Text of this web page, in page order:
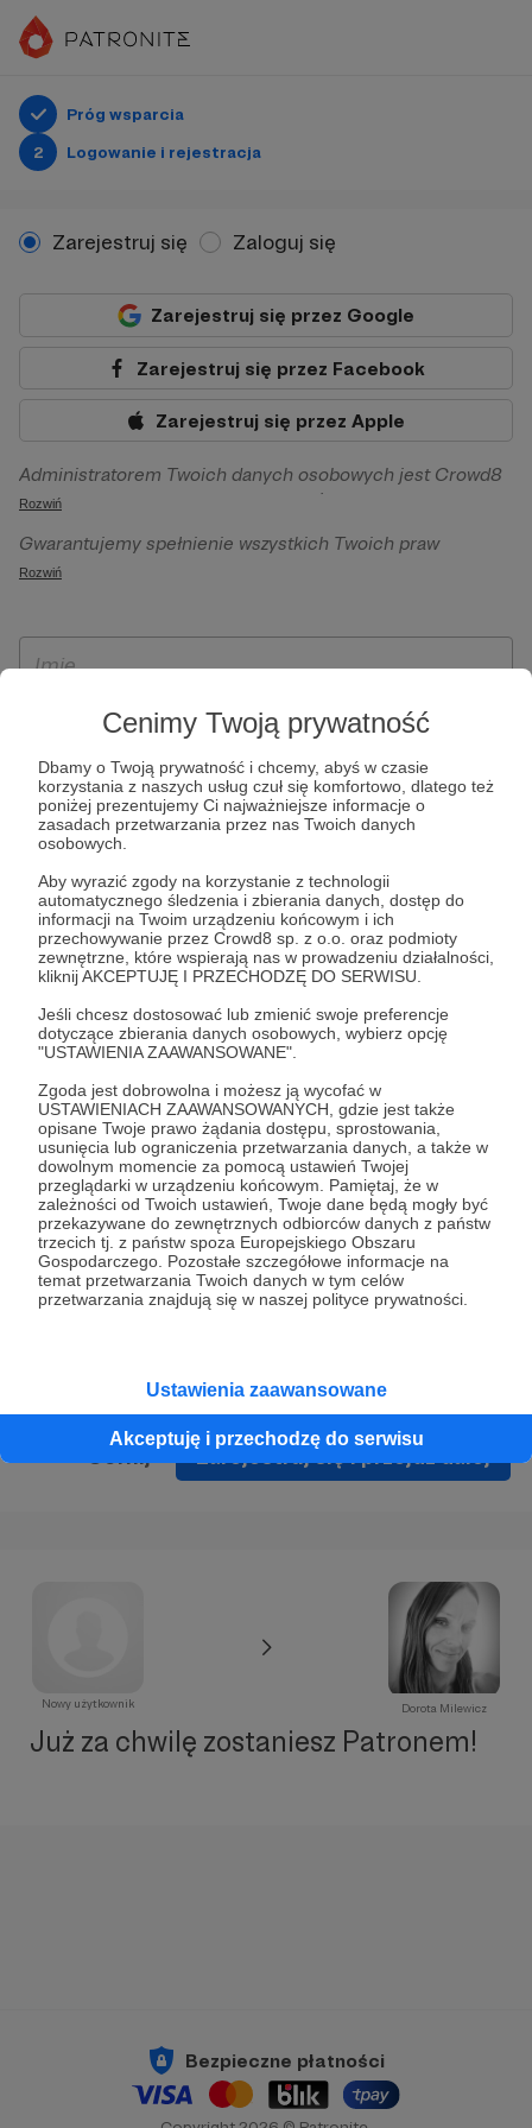
Cenimy Twoją prywatność
Dbamy o Twoją prywatność i chcemy, abyś w czasie
korzystania z naszych usług czuł się komfortowo, dlatego też
poniżej prezentujemy Ci najważniejsze informacje o
zasadach przetwarzania przez nas Twoich danych
osobowych.
Aby wyrazić zgody na korzystanie z technologii
automatycznego śledzenia i zbierania danych, dostęp do
informacji na Twoim urządzeniu końcowym i ich
przechowywanie przez Crowd8 sp. z o.o. oraz podmioty
zewnętrzne, które wspierają nas w prowadzeniu działalności,
kliknij AKCEPTUJĘ I PRZECHODZĘ DO SERWISU.
Jeśli chcesz dostosować lub zmienić swoje preferencje
dotyczące zbierania danych osobowych, wybierz opcję
"USTAWIENIA ZAAWANSOWANE".
Zgoda jest dobrowolna i możesz ją wycofać w
USTAWIENIACH ZAAWANSOWANYCH, gdzie jest także
opisane Twoje prawo żądania dostępu, sprostowania,
usunięcia lub ograniczenia przetwarzania danych, a także w
dowolnym momencie za pomocą ustawień Twojej
przeglądarki w urządzeniu końcowym. Pamiętaj, że w
zależności od Twoich ustawień, Twoje dane będą mogły być
przekazywane do zewnętrznych odbiorców danych z państw
trzecich tj. z państw spoza Europejskiego Obszaru
Gospodarczego. Pozostałe szczegółowe informacje na
temat przetwarzania Twoich danych w tym celów
przetwarzania znajdują się w naszej polityce prywatności.
Ustawienia zaawansowane
Akceptuję i przechodzę do serwisu
Próg wsparcia
2
Logowanie i rejestracja
Zarejestruj się Zaloguj się
Zarejestruj się przez Google
Zarejestruj się przez Facebook
Zarejestruj się przez Apple
Administratorem Twoich danych osobowych jest Crowd8
sp. z o.o. z siedziba w Warszawie, ul. Żwirki i Wigury 16, 02-
092 Warszawa. Twoje dane osobowe będą przetwarzane w
szczególności w celu wykonania umowy zawartej z Tobą, w
Patronite.pl, w tym możliwości dokonywania oraz
otrzymywania wsparcia na naszej platformie oraz
Rozwiń
Gwarantujemy spełnienie wszystkich Twoich praw
wynikających z ogólnego rozporządzenia o ochronie
ich przenoszenia, niepodlegania zautomatyzowanemu
wyrażenia sprzeciwu wobec przetwarzania Twoich danych
osobowych. Rejestracja dla osób niepełnoletnich możliwa
jest po przekazaniu podpisanego formularza "Zgodna na
założenie konta przez osobę niepełnoletnią", formularz
dostępny jest na stronie regulaminu Patronite.pl.
Rozwiń
* Zapoznałem się i akceptujęRegulaminserwisu oraz
* Wyrażam zgodę na przetwarzanie moich danych
osobowych podanych w formularzu rejestracyjnym w celu
prawidłowego świadczenia usług serwisu Patronite.
Wyrażam zgodę na otrzymywanie drogą elektroniczną
informacji handlowych - newslettera. Opcja ta może zostać
zmieniona w ustawieniach konta.
Zarejestruj się i przejdź dalej
Nowy użytkownik Dorota Milewicz
Już za chwilę zostaniesz Patronem!
Bezpieczne płatności